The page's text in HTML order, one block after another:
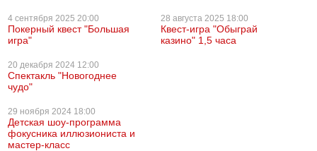
4 сентября 2025 20:00
Покерный квест "Большая
игра"
28 августа 2025 18:00
Квест-игра "Обыграй
казино" 1,5 часа
20 декабря 2024 12:00
Спектакль "Новогоднее
чудо"
29 ноября 2024 18:00
Детская шоу-программа
фокусника иллюзиониста и
мастер-класс